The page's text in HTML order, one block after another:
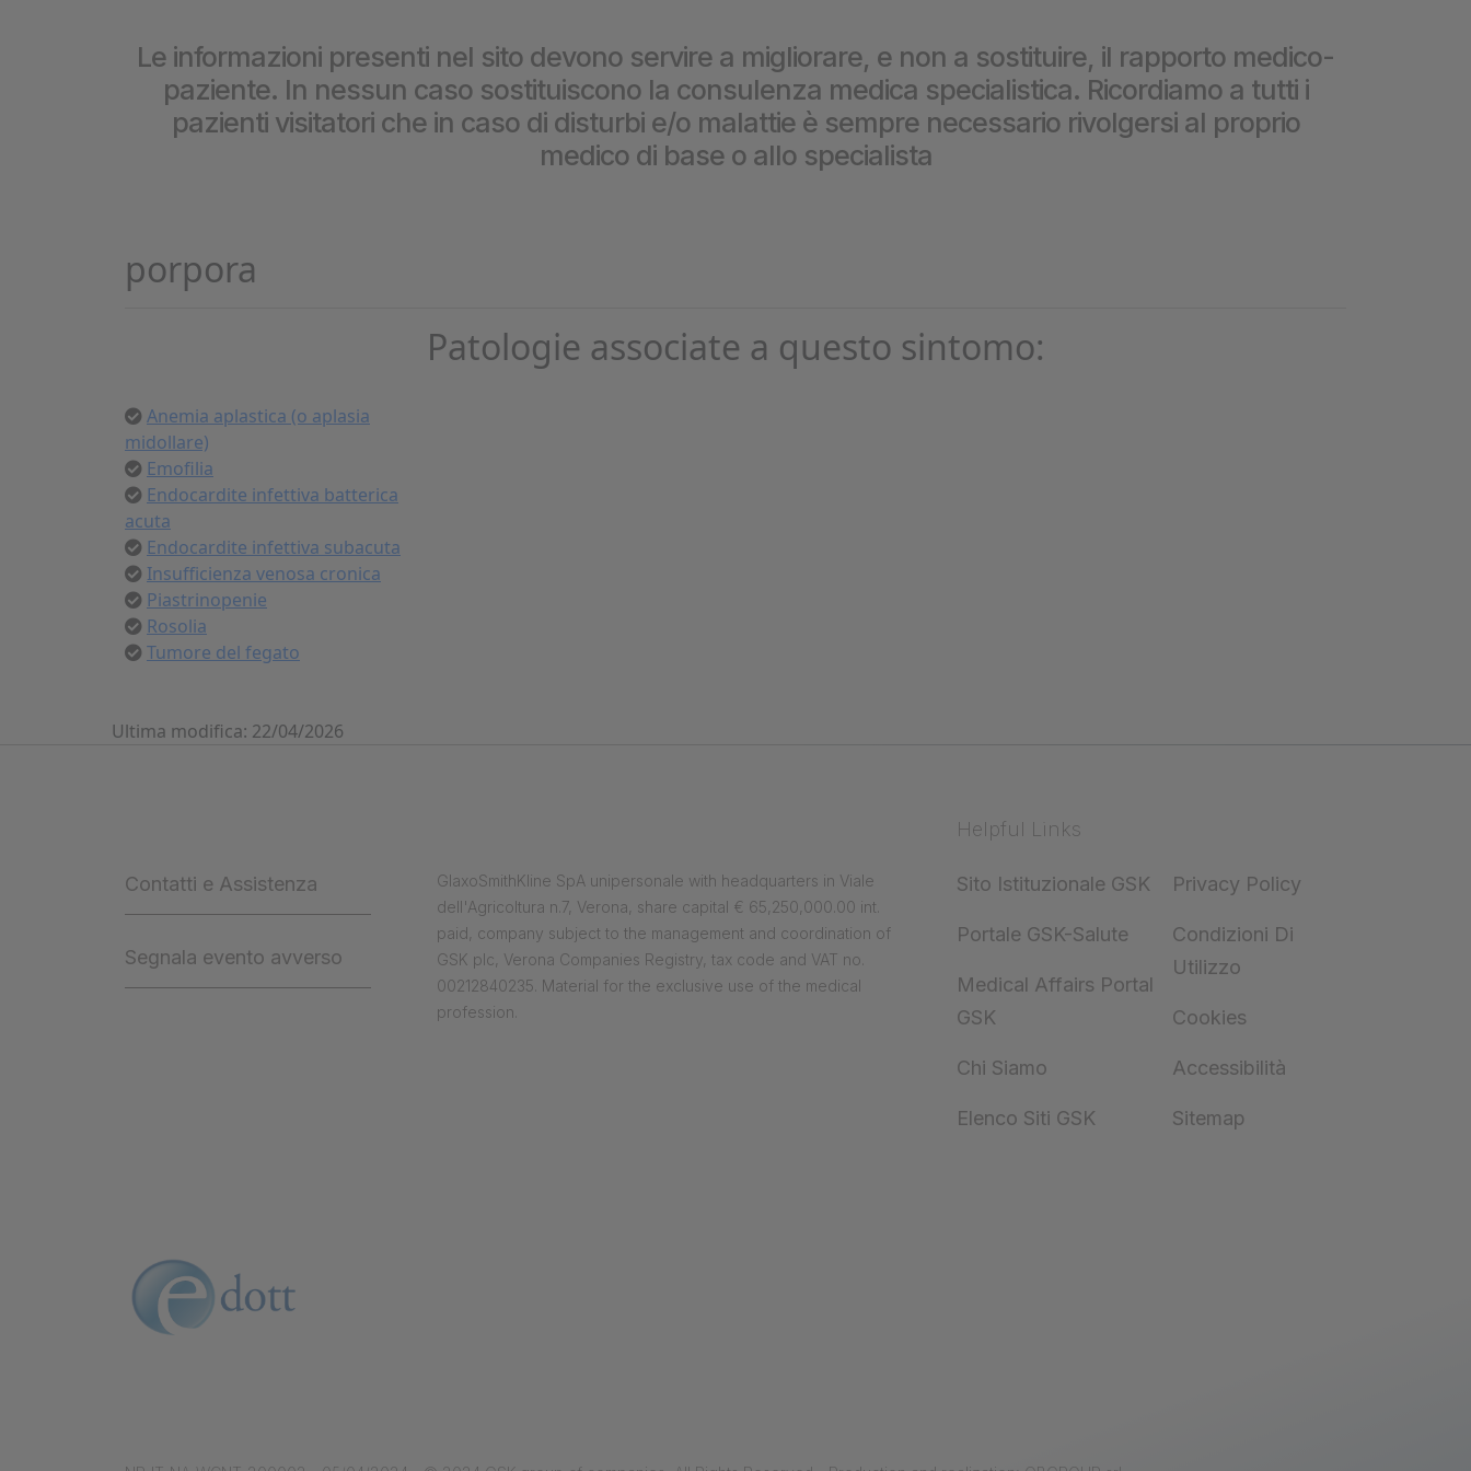
Le informazioni presenti nel sito devono servire a migliorare, e non a sostituire, il rapporto medico-
paziente. In nessun caso sostituiscono la consulenza medica specialistica. Ricordiamo a tutti i
pazienti visitatori che in caso di disturbi e/o malattie è sempre necessario rivolgersi al proprio
medico di base o allo specialista
porpora
Patologie associate a questo sintomo:
Anemia aplastica (o aplasia
midollare)
Emofilia
Endocardite infettiva batterica
acuta
Endocardite infettiva subacuta
Insufficienza venosa cronica
Piastrinopenie
Rosolia
Tumore del fegato
Ultima modifica: 22/04/2026
Helpful Links
Contatti e Assistenza
Segnala evento avverso
GlaxoSmithKline SpA unipersonale with headquarters in Viale
dell'Agricoltura n.7, Verona, share capital € 65,250,000.00 int.
paid, company subject to the management and coordination of
GSK plc, Verona Companies Registry, tax code and VAT no.
00212840235. Material for the exclusive use of the medical
profession.
Sito Istituzionale GSK
Portale GSK-Salute
Medical Affairs Portal
GSK
Chi Siamo
Elenco Siti GSK
Privacy Policy
Condizioni Di
Utilizzo
Cookies
Accessibilità
Sitemap
Cookie pubblicitari